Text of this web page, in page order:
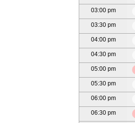
03:00 pm
03:30 pm
04:00 pm
04:30 pm
05:00 pm
05:30 pm
06:00 pm
06:30 pm